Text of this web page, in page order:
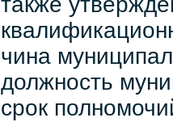
чина
должность
срок